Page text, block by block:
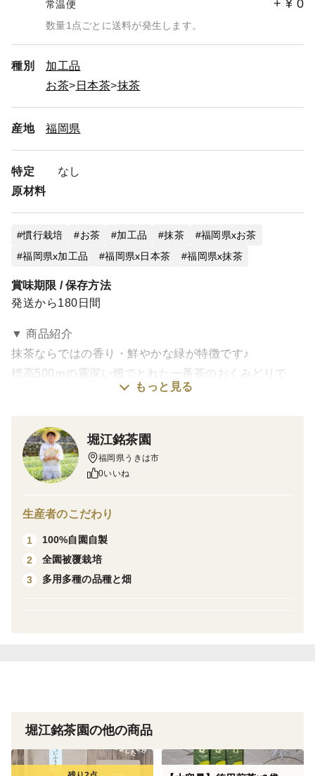
常温便 + ¥ 0
数量1点ごとに送料が発生します。
種別
加工品
お茶
日本茶 抹茶
産地 福岡県
特定
原材料
なし
慣行栽培 お茶 加工品 抹茶
福岡県xお茶
福岡県x加工品
福岡県x日本茶 福岡県x抹茶
賞味期限 / 保存方法
発送から180日間
▼ 商品紹介
抹茶ならではの香り・鮮やかな緑が特徴です♪
標高500ｍの霧深い畑でとれた一番茶のおくみどりで
地元スイーツ店でも使われてますので、スイーツ作りに
もオススメです♪
スマートレターで発送いたします。
※開封後は、早めにお飲みください。
もっと見る
堀江銘茶園
福岡県うきは市
0いいね
生産者のこだわり
1
100%自園自製
2
全園被覆栽培
3
多用多種の品種と畑
堀江銘茶園の他の商品